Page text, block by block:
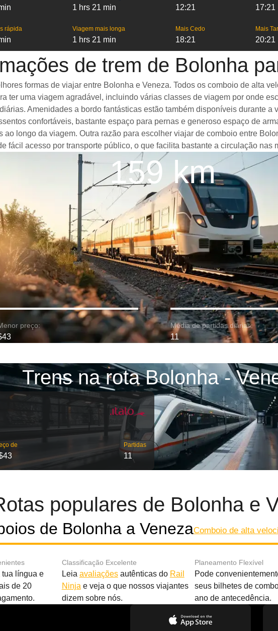
1 hrs 21 min 12:21 17:21
rápida Viagem mais longa
1 hrs 21 min
Mais Cedo
18:21
Mais
20:21
de trem de Bolonha
formas de viajar entre Bolonha e Veneza. Todos os comboio de alta
ter uma viagem agradável, incluindo várias classes de viagem por onde
Amenidades a bordo fantásticas estão também disponíveis durante
confortáveis, bastante espaço para pernas e generoso espaço de
longo da viagem. Outra razão para escolher viajar de comboio entre
fácil acesso por transporte público, o que facilita bastante a circulação nas
159 km
preço: Média de partidas diárias:
11
Trens na rota Bolonha -
de Partidas
11
populares de Bolonha e
de Bolonha a VenezaComboio de alta
tua língua e
de 20
Classificação Excelente
Leia avaliaçõesautênticas do Rail
Ninja e veja o que nossos viajantes
dizem sobre nós.
Planeamento Flexível
Pode
seus bilhetes de
ano de antecedência.